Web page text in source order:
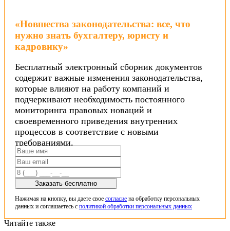
«Новшества законодательства: все, что
нужно знать бухгалтеру, юристу и
кадровику»
Бесплатный электронный сборник документов
содержит важные изменения законодательства,
которые влияют на работу компаний и
подчеркивают необходимость постоянного
мониторинга правовых новаций и
своевременного приведения внутренних
процессов в соответствие с новыми
требованиями.
Заказать бесплатно
Нажимая на кнопку, вы даете свое согласие на обработку персональных
данных и соглашаетесь с политикой обработки персональных данных
Читайте также